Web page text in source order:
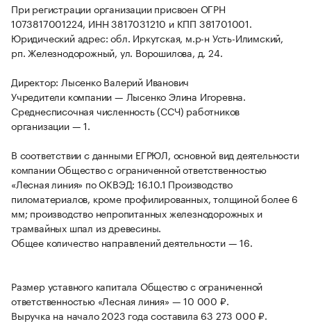
При регистрации организации присвоен ОГРН
1073817001224, ИНН 3817031210 и КПП 381701001.
Юридический адрес: обл. Иркутская, м.р-н Усть-Илимский,
рп. Железнодорожный, ул. Ворошилова, д. 24.
Директор: Лысенко Валерий Иванович
Учредители компании — Лысенко Элина Игоревна.
Среднесписочная численность (ССЧ) работников
организации — 1.
В соответствии с данными ЕГРЮЛ, основной вид деятельности
компании Общество с ограниченной ответственностью
«Лесная линия» по ОКВЭД: 16.10.1 Производство
пиломатериалов, кроме профилированных, толщиной более 6
мм; производство непропитанных железнодорожных и
трамвайных шпал из древесины.
Общее количество направлений деятельности — 16.
Размер уставного капитала Общество с ограниченной
ответственностью «Лесная линия» — 10 000 ₽.
Выручка на начало 2023 года составила 63 273 000 ₽.